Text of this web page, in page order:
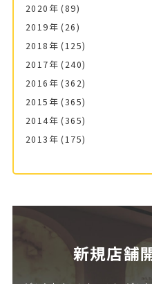
2020年 (89)
2019年 (26)
2018年 (125)
2017年 (240)
2016年 (362)
2015年 (365)
2014年 (365)
2013年 (175)
新規店舗